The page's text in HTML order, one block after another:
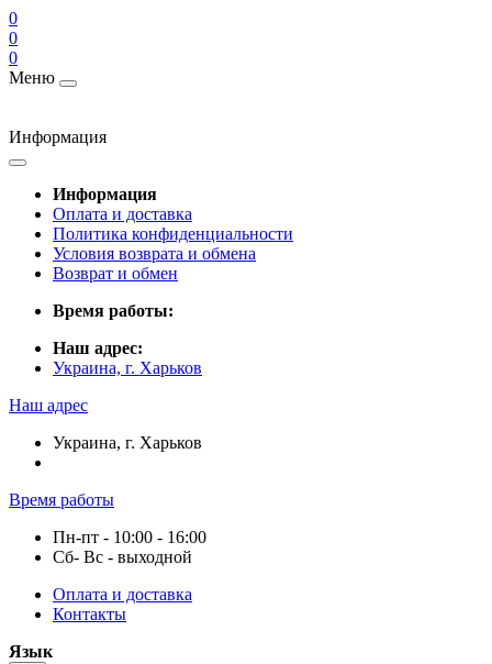
0
0
0
Меню
Информация
Информация
Оплата и доставка
Политика конфиденциальности
Условия возврата и обмена
Возврат и обмен
Время работы:
Наш адрес:
Украина, г. Харьков
Наш адрес
Украина, г. Харьков
Время работы
Пн-пт - 10:00 - 16:00
Сб- Вс - выходной
Оплата и доставка
Контакты
Язык